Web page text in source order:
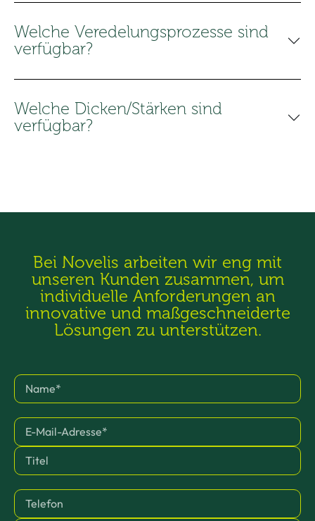
Welche Veredelungsprozesse sind
verfügbar?
Welche Dicken/Stärken sind
verfügbar?
Bei Novelis arbeiten wir eng mit
unseren Kunden zusammen, um
individuelle Anforderungen an
innovative und maßgeschneiderte
Lösungen zu unterstützen.